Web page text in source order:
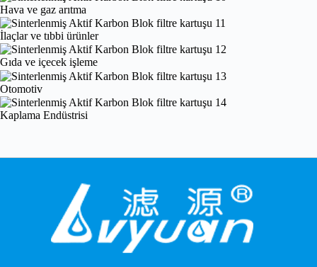
Hava ve gaz arıtma
İlaçlar ve tıbbi ürünler
Gıda ve içecek işleme
Otomotiv
Kaplama Endüstrisi